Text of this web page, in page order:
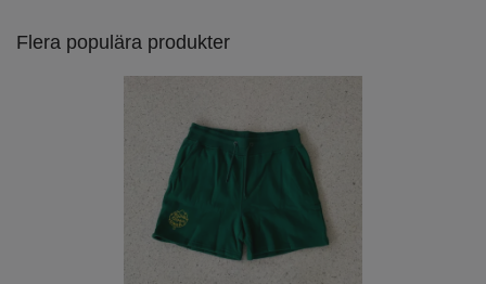
Flera populära produkter